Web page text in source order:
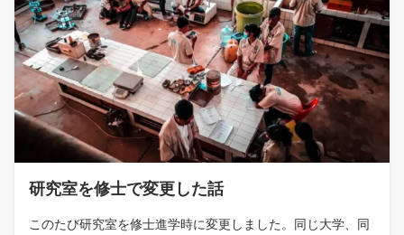
研究室を修士で変更した話
このたび研究室を修士進学時に変更しました。同じ大学、同